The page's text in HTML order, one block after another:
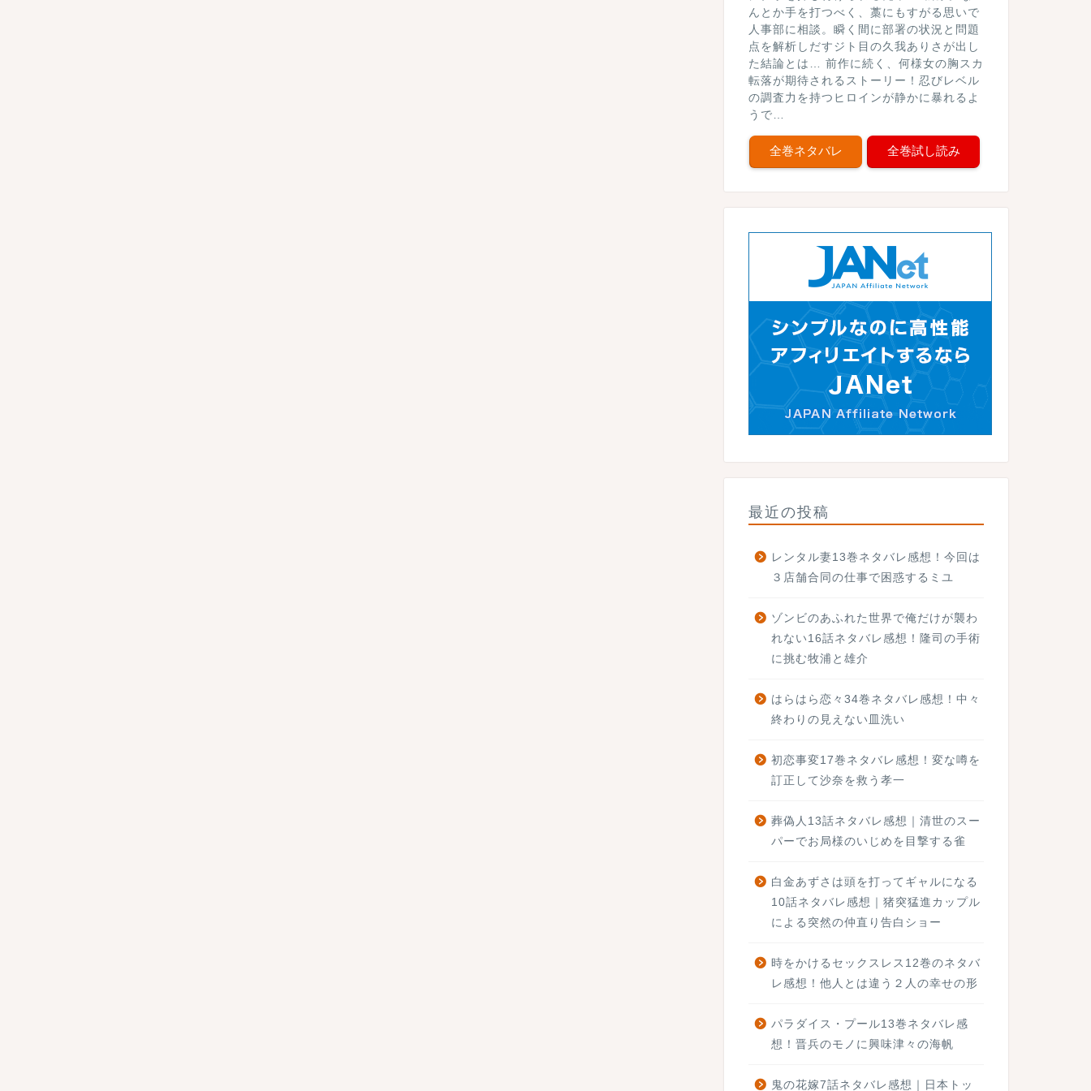
んとか手を打つべく、藁にもすがる思いで
人事部に相談。瞬く間に部署の状況と問題
点を解析しだすジト目の久我ありさが出し
た結論とは… 前作に続く、何様女の胸スカ
転落が期待されるストーリー！忍びレベル
の調査力を持つヒロインが静かに暴れるよ
うで…
全巻ネタバレ 全巻試し読み
最近の投稿
レンタル妻13巻ネタバレ感想！今回は
３店舗合同の仕事で困惑するミユ
ゾンビのあふれた世界で俺だけが襲わ
れない16話ネタバレ感想！隆司の手術
に挑む牧浦と雄介
はらはら恋々34巻ネタバレ感想！中々
終わりの見えない皿洗い
初恋事変17巻ネタバレ感想！変な噂を
訂正して沙奈を救う孝一
葬偽人13話ネタバレ感想｜清世のスー
パーでお局様のいじめを目撃する雀
白金あずさは頭を打ってギャルになる
10話ネタバレ感想｜猪突猛進カップル
による突然の仲直り告白ショー
時をかけるセックスレス12巻のネタバ
レ感想！他人とは違う２人の幸せの形
パラダイス・プール13巻ネタバレ感
想！晋兵のモノに興味津々の海帆
鬼の花嫁7話ネタバレ感想｜日本トッ